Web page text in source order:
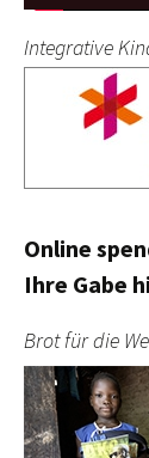
Integrative
Online
Ihre Gabe
Brot für die